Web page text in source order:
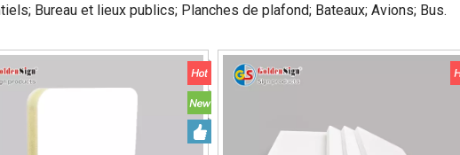
Bureau et lieux publics; Planches de plafond; Bateaux; Avions; Bus.